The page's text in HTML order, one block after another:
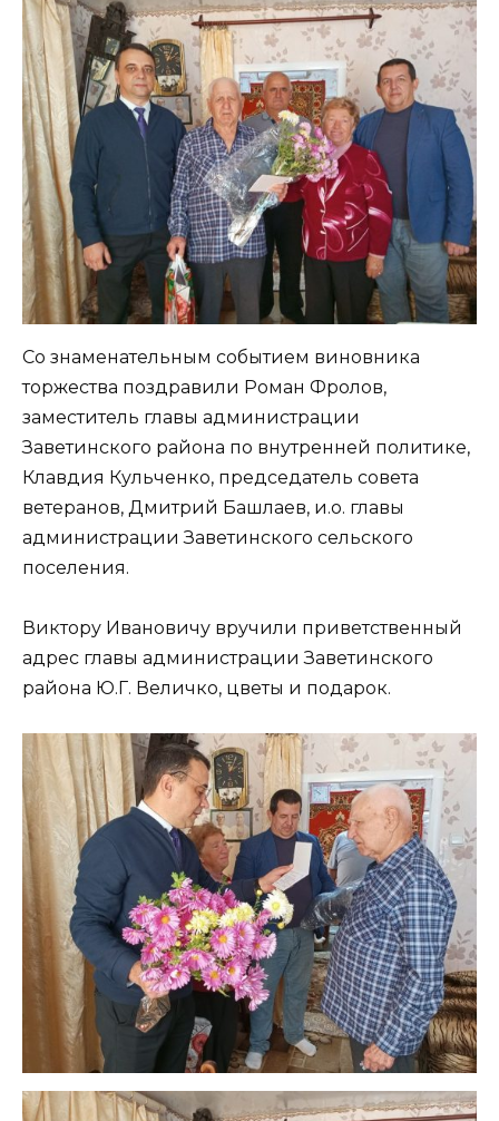
Со знаменательным событием виновника
торжества поздравили Роман Фролов,
заместитель главы администрации
Заветинского района по внутренней политике,
Клавдия Кульченко, председатель совета
ветеранов, Дмитрий Башлаев, и.о. главы
администрации Заветинского сельского
поселения.
Виктору Ивановичу вручили приветственный
адрес главы администрации Заветинского
района Ю.Г. Величко, цветы и подарок.